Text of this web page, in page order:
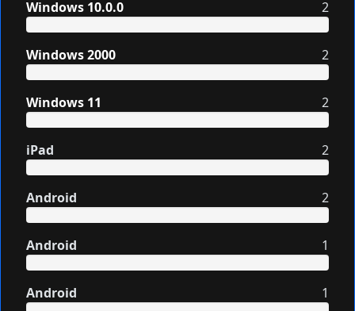
Windows 10.0.0 2
Windows 2000 2
Windows 11 2
iPad 2
Android 2
Android 1
Android 1